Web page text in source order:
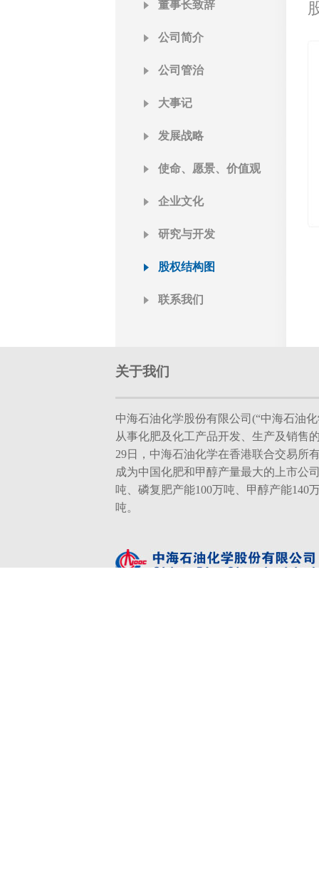
董事长致辞
公司简介
公司管治
大事记
发展战略
使命、愿景、价值观
企业文化
研究与开发
股权结构图
联系我们
关于我们
中海石油化学股份有限公司(“中海石油
从事化肥及化工产品开发、生产及销售
29日，中海石油化学在香港联合交易所
成为中国化肥和甲醇产量最大的上市公
吨、磷复肥产能100万吨、甲醇产能140
吨。